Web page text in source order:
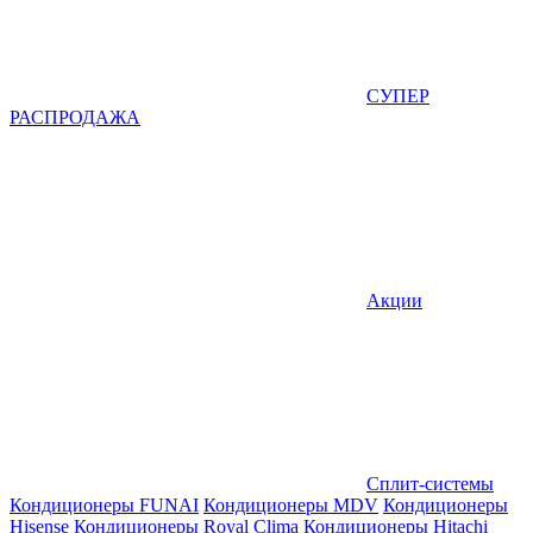
СУПЕР
РАСПРОДАЖА
Акции
Сплит-системы
Кондиционеры FUNAI Кондиционеры MDV Кондиционеры
Hisense Кондиционеры Royal Clima Кондиционеры Hitachi